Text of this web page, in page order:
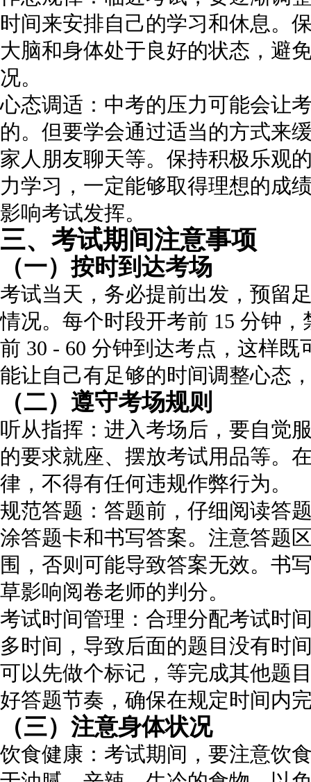
时间来安排自己的学习和休息。
大脑和身体处于良好的状态，避
况。
心态调适：中考的压力可能会让
的。但要学会通过适当的方式来
家人朋友聊天等。保持积极乐观
力学习，一定能够取得理想的成
影响考试发挥。
三、考试期间注意事项
（一）按时到达考场
考试当天，务必提前出发，预留
情况。每个时段开考前 15 分钟
前 30 - 60 分钟到达考点，这样
能让自己有足够的时间调整心态
（二）遵守考场规则
听从指挥：进入考场后，要自觉
的要求就座、摆放考试用品等。
律，不得有任何违规作弊行为。
规范答题：答题前，仔细阅读答
涂答题卡和书写答案。注意答题
围，否则可能导致答案无效。书
草影响阅卷老师的判分。
考试时间管理：合理分配考试时
多时间，导致后面的题目没有时
可以先做个标记，等完成其他题
好答题节奏，确保在规定时间内
（三）注意身体状况
饮食健康：考试期间，要注意饮